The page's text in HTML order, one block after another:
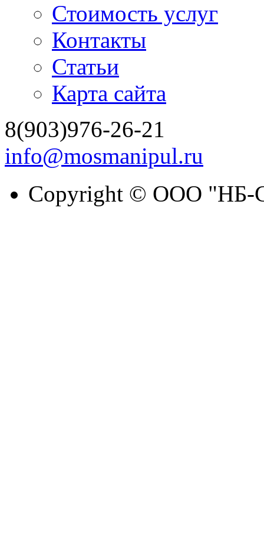
Стоимость услуг
Контакты
Статьи
Карта сайта
8(903)976-26-21
info@mosmanipul.ru
Copyright © ООО "НБ-